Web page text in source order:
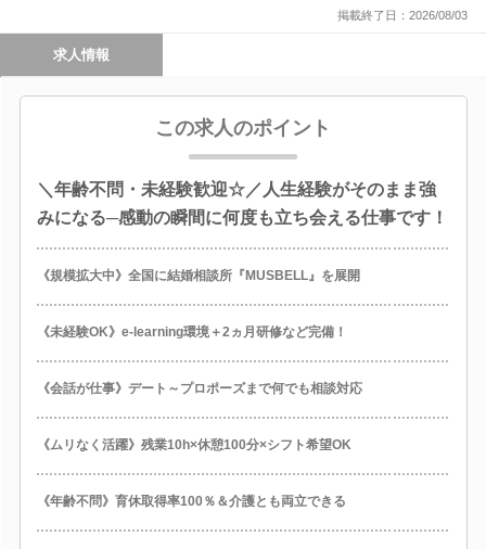
掲載終了日：2026/08/03
求人情報
この求人のポイント
＼年齢不問・未経験歓迎☆／人生経験がそのまま強
みになる─感動の瞬間に何度も立ち会える仕事です！
《規模拡大中》全国に結婚相談所『MUSBELL』を展開
《未経験OK》e-learning環境＋2ヵ月研修など完備！
《会話が仕事》デート～プロポーズまで何でも相談対応
《ムリなく活躍》残業10h×休憩100分×シフト希望OK
《年齢不問》育休取得率100％＆介護とも両立できる